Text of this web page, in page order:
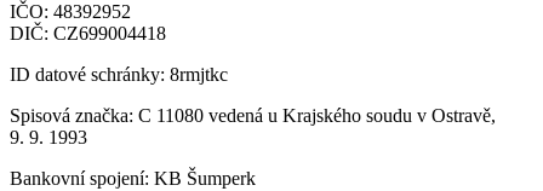
IČO: 48392952
DIČ: CZ699004418
ID datové schránky: 8rmjtkc
Spisová značka: C 11080 vedená u Krajského soudu v Ostravě,
9. 9. 1993
Bankovní spojení: KB Šumperk